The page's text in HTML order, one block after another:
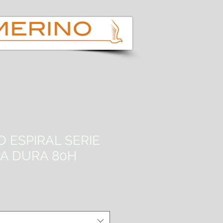
ESPIRAL SERIE
DURA 80H